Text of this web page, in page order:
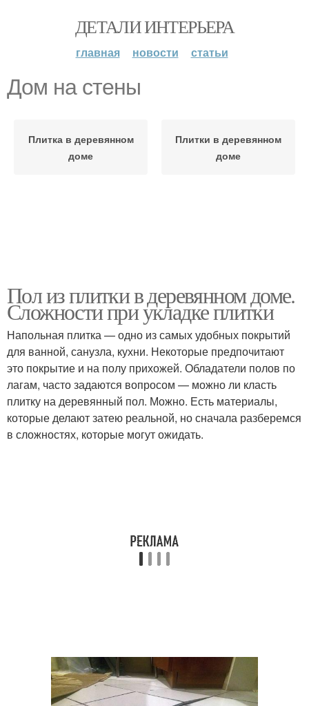
ДЕТАЛИ ИНТЕРЬЕРА
главная новости статьи
Дом на стены
Плитка в деревянном
доме
Плитки в деревянном
доме
Пол из плитки в деревянном доме.
Сложности при укладке плитки
Напольная плитка — одно из самых удобных покрытий
для ванной, санузла, кухни. Некоторые предпочитают
это покрытие и на полу прихожей. Обладатели полов по
лагам, часто задаются вопросом — можно ли класть
плитку на деревянный пол. Можно. Есть материалы,
которые делают затею реальной, но сначала разберемся
в сложностях, которые могут ожидать.